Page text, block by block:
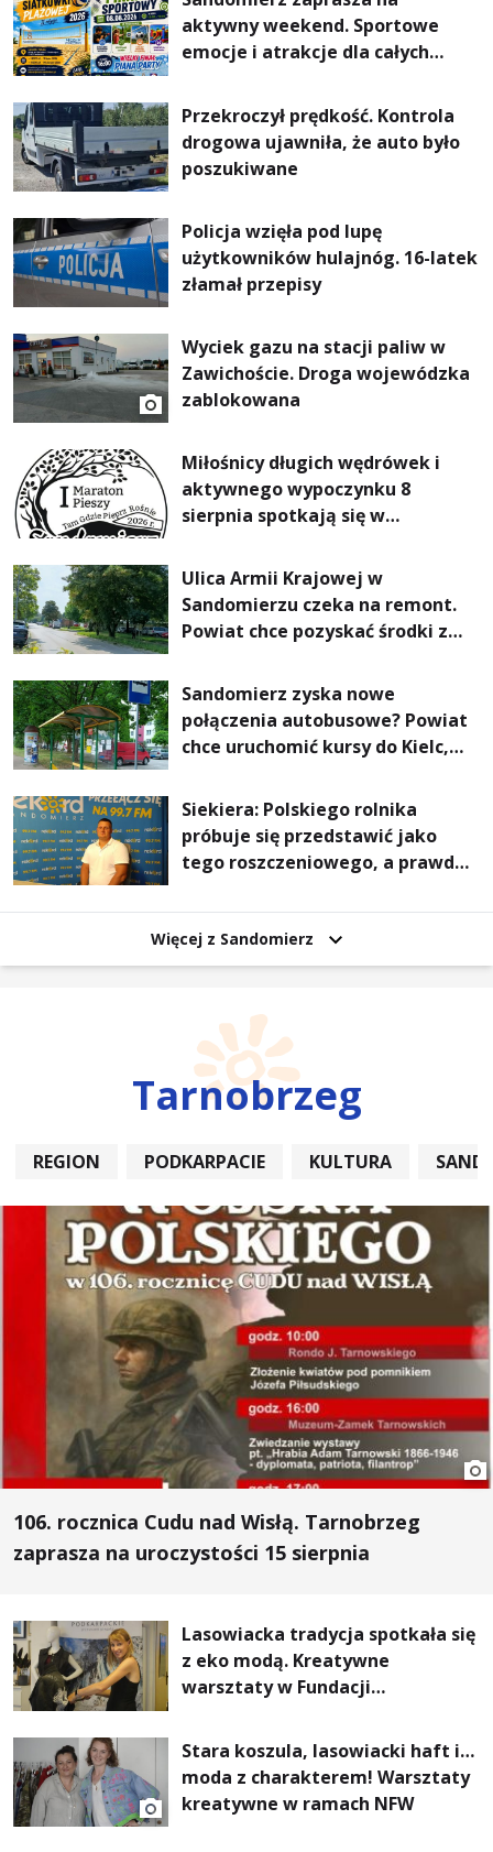
aktywny weekend. Sportowe
emocje i atrakcje dla całych
Przekroczył prędkość. Kontrola
drogowa ujawniła, że auto było
poszukiwane
Policja wzięła pod lupę
użytkowników hulajnóg. 16-latek
złamał przepisy
Wyciek gazu na stacji paliw w
Zawichoście. Droga wojewódzka
zablokowana
Miłośnicy długich wędrówek i
aktywnego wypoczynku 8
sierpnia spotkają się w
Pieszym „Tam Gdzie Pieprz
Rośnie”
Ulica Armii Krajowej w
Sandomierzu czeka na remont.
Powiat chce pozyskać środki z
Dróg
Sandomierz zyska nowe
połączenia autobusowe? Powiat
chce uruchomić kursy do Kielc,
Siekiera: Polskiego rolnika
próbuje się przedstawić jako
tego roszczeniowego, a prawda
Więcej z Sandomierz
Tarnobrzeg
REGION PODKARPACIE KULTURA
106. rocznica Cudu nad Wisłą. Tarnobrzeg
zaprasza na uroczystości 15 sierpnia
Lasowiacka tradycja spotkała się
z eko modą. Kreatywne
warsztaty w Fundacji
Stara koszula, lasowiacki haft i…
moda z charakterem! Warsztaty
kreatywne w ramach NFW